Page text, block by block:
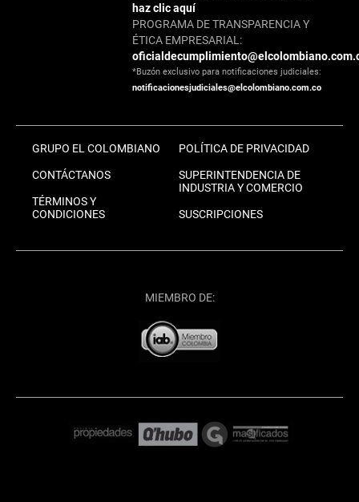
haz clic aquí
PROGRAMA DE TRANSPARENCIA Y
ÉTICA EMPRESARIAL:
*Buzón exclusivo para notificaciones judiciales:
notificacionesjudiciales@elcolombiano.com.co
GRUPO EL COLOMBIANO
CONTÁCTANOS
TÉRMINOS Y
CONDICIONES
POLÍTICA DE PRIVACIDAD
SUPERINTENDENCIA DE
INDUSTRIA Y COMERCIO
SUSCRIPCIONES
MIEMBRO DE: